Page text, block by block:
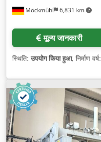
Möckmühl 6,831 km
मूल्य जानकारी
स्थिति:उपयोग किया हुआ, निर्माण वर्ष: